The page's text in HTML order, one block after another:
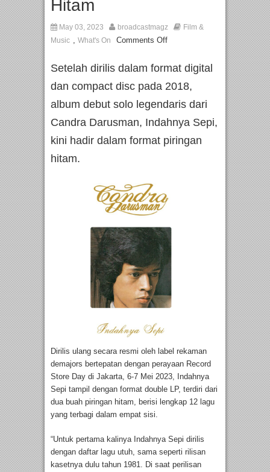
Hitam
May 03, 2023 broadcastmagz
Film &
Music , What's On Comments Off
Setelah dirilis dalam format digital
dan compact disc pada 2018,
album debut solo legendaris dari
Candra Darusman, Indahnya Sepi,
kini hadir dalam format piringan
hitam.
Dirilis ulang secara resmi oleh label rekaman
demajors bertepatan dengan perayaan Record
Store Day di Jakarta, 6-7 Mei 2023, Indahnya
Sepi tampil dengan format double LP, terdiri dari
dua buah piringan hitam, berisi lengkap 12 lagu
yang terbagi dalam empat sisi.
“Untuk pertama kalinya Indahnya Sepi dirilis
dengan daftar lagu utuh, sama seperti rilisan
kasetnya dulu tahun 1981. Di saat perilisan